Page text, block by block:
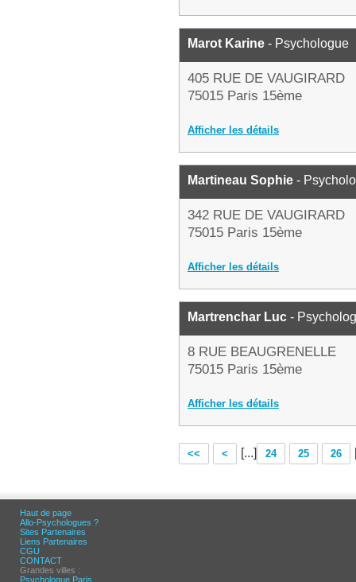
Marot Karine - Psychologue
405 RUE DE VAUGIRARD
75015 Paris 15ème
Afficher les détails
Martineau Sophie -
342 RUE DE VAUGIRARD
75015 Paris 15ème
Afficher les détails
Martrenchar Luc -
8 RUE BEAUGRENELLE
75015 Paris 15ème
Afficher les détails
<< < [...] 24 25 26
Haut de page
Allo-Psychologues ?
Sites Partenaires
Liens Partenaires
CGU
CONTACT
Grandes villes :
Psychologue Paris